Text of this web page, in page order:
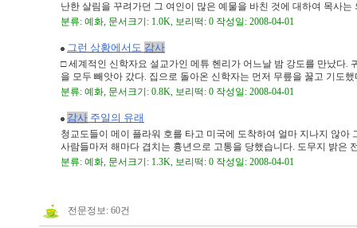
난한 살림을 꾸려가던 그 여인이 많은 예물을 바친 것에 대하여 목사는
분류: 예화, 문서크기: 1.0K, 보리떡: 0 작성일: 2008-04-01
그런 상황에서도 감사
□ 세계적인 신학자요 설교가인 메튜 헨리가 어느날 밤 강도를 만났다.
을 모두 빼앗아 갔다. 집으로 돌아온 신학자는 먼저 무릎을 꿇고 기도했
분류: 예화, 문서크기: 0.8K, 보리떡: 0 작성일: 2008-04-01
감사 주일의 유래
청교도들이 메이 플라워 호를 타고 미국에 도착하여 얼마 지나지 않
사람들마저 해마다 겹치는 흉년으로 고통을 당했습니다. 도무지 밝은
분류: 예화, 문서크기: 1.3K, 보리떡: 0 작성일: 2008-04-01
전문정보: 60건